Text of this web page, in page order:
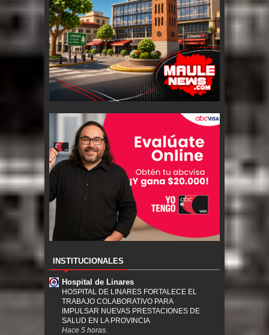
INSTITUCIONALES
Hospital de Linares
HOSPITAL DE LINARES FORTALECE EL
TRABAJO COLABORATIVO PARA
IMPULSAR NUEVAS PRESTACIONES DE
SALUD EN LA PROVINCIA
Hace 5 horas.